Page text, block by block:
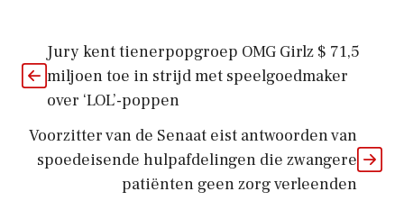
Jury kent tienerpopgroep OMG Girlz $ 71,5
miljoen toe in strijd met speelgoedmaker
over ‘LOL’-poppen
Voorzitter van de Senaat eist antwoorden van
spoedeisende hulpafdelingen die zwangere
patiënten geen zorg verleenden